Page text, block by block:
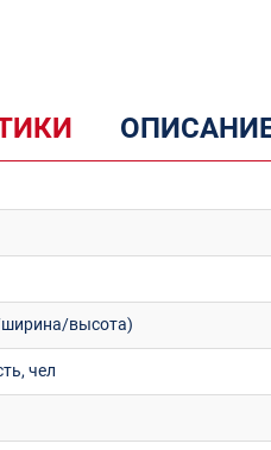
высота)
чел